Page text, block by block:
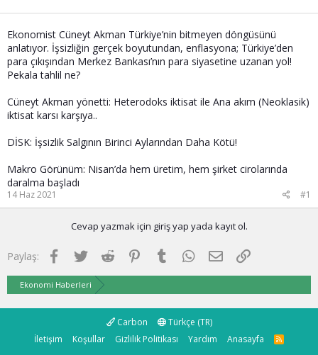
l
a
t
a
n
t
a
r
i
h
Ekonomist Cüneyt Akman Türkiye’nin bitmeyen döngüsünü
anlatıyor. İşsizliğin gerçek boyutundan, enflasyona; Türkiye’den
para çıkışından Merkez Bankası’nın para siyasetine uzanan yol!
Pekala tahlil ne?
Cüneyt Akman yönetti: Heterodoks iktisat ile Ana akım (Neoklasik)
iktisat karsı karşıya..
DİSK: İşsizlik Salgının Birinci Aylarından Daha Kötü!
Makro Görünüm: Nisan’da hem üretim, hem şirket cirolarında
daralma başladı
14 Haz 2021 #1
Cevap yazmak için giriş yap yada kayıt ol.
Paylaş: Facebook
TwitterReddit PinterestTumblrWhatsApp
E-postaLink
Ekonomi Haberleri
Carbon
Türkçe (TR)
İletişim
Koşullar Gizlilik Politikası Yardım Anasayfa
R
S